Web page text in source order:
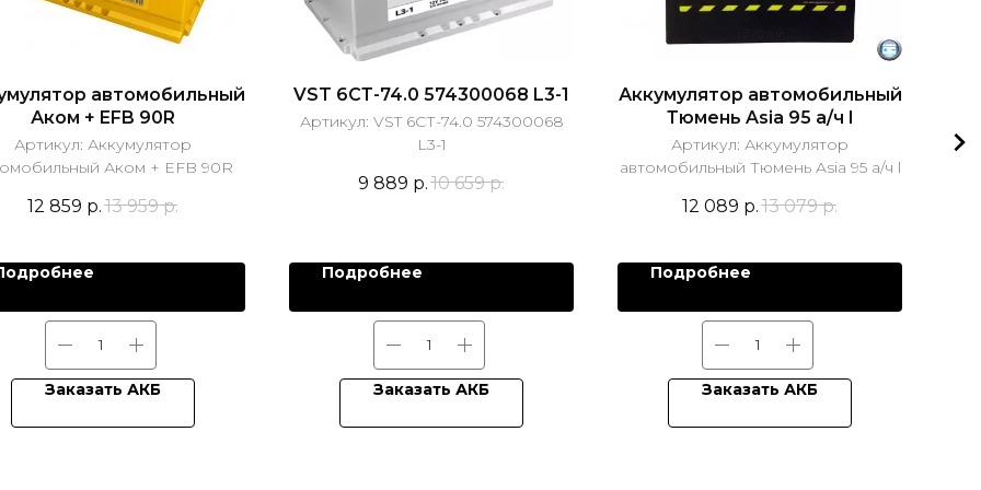
автомобильный
Аком + EFB 90R
Артикул: Аккумулятор
Аком + EFB 90R
12 859 р. 13 959 р.
Заказать АКБ
VST 6СТ-74.0 574300068 L3-1
Артикул: VST 6СТ-74.0 574300068
L3-1
9 889 р. 10 659 р.
Подробнее
Заказать АКБ
Аккумулятор автомобильный
Тюмень Asia 95 а/ч l
Артикул: Аккумулятор
автомобильный Тюмень Asia 95 а/ч l
12 089 р. 13 079 р.
Подробнее
Заказать АКБ